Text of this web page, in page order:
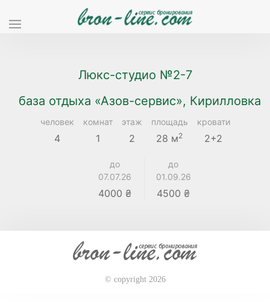
Люкс-студио №2-7
база отдыха «Азов-сервис», Кирилловка
человек
4
комнат
1
этаж
2
площадь
28 м2
кровати
2+2
до
07.07.26
4000 ₴
до
01.09.26
4500 ₴
© copyright 2026